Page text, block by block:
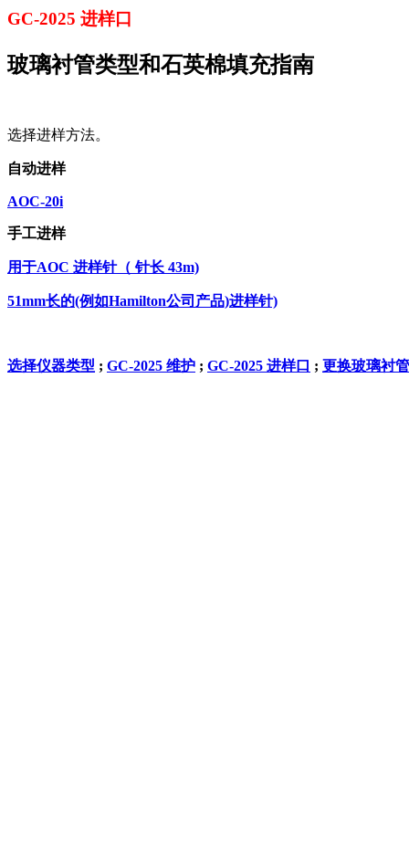
GC-2025 进样口
玻璃衬管类型和石英棉填充指南
选择进样方法。
自动进样
AOC-20i
手工进样
用于AOC 进样针（ 针长 43m)
51mm长的(例如Hamilton公司产品)进样针)
选择仪器类型 ; GC-2025 维护 ; GC-2025 进样口 ; 更换玻璃衬管